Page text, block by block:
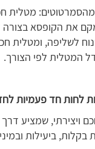
מטלית
את הקופסא בצורה
לשליפה, ומטלית
המטלית לפי הצורך.
לחות חד פעמיות
ויצירתי, שמציע
ביעילות